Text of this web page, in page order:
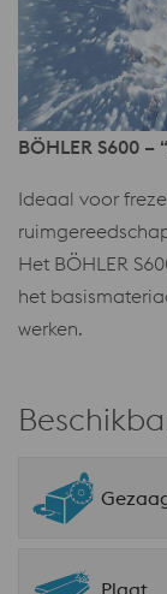
BÖHLER S600 –
Ideaal voor
Het BÖHLER
het
werken.
Plaat